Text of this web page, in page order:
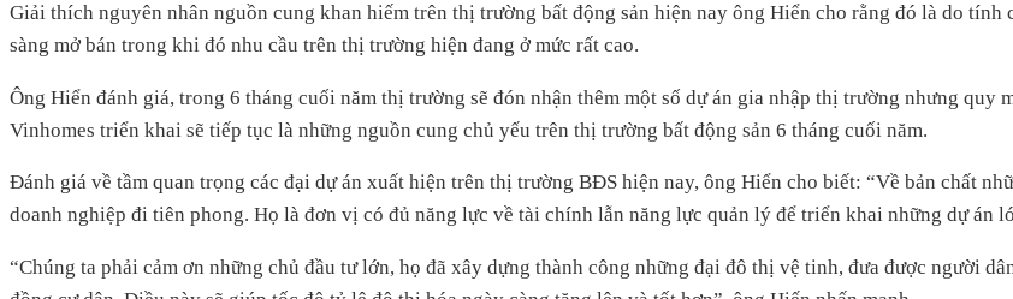
Giải thích nguyên nhân nguồn cung khan hiếm trên thị trường bất động sản hiện nay ông Hiển cho rằng đó là do tính
sàng mở bán trong khi đó nhu cầu trên thị trường hiện đang ở mức rất cao.
Ông Hiển đánh giá, trong 6 tháng cuối năm thị trường sẽ đón nhận thêm một số dự án gia nhập thị trường nhưng quy
Vinhomes triển khai sẽ tiếp tục là những nguồn cung chủ yếu trên thị trường bất động sản 6 tháng cuối năm.
Đánh giá về tầm quan trọng các đại dự án xuất hiện trên thị trường BĐS hiện nay, ông Hiển cho biết: “Về bản chất
doanh nghiệp đi tiên phong. Họ là đơn vị có đủ năng lực về tài chính lẫn năng lực quản lý để triển khai những dự án
“Chúng ta phải cảm ơn những chủ đầu tư lớn, họ đã xây dựng thành công những đại đô thị vệ tinh, đưa được người